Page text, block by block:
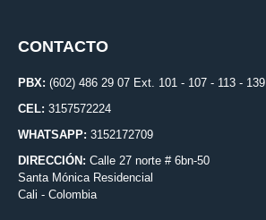
CONTACTO
PBX: (602) 486 29 07 Ext. 101 - 107 - 113 - 139
CEL: 3157572224
WHATSAPP: 3152172709
DIRECCIÓN: Calle 27 norte # 6bn-50
Santa Mónica Residencial
Cali - Colombia